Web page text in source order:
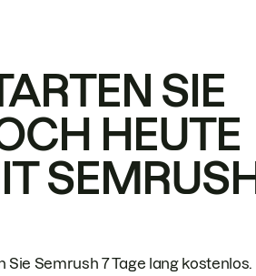
SIE
HEUTE
Sie Semrush 7 Tage lang kostenlos.